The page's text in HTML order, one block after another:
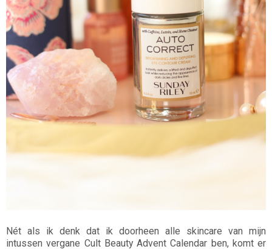
Nét als ik denk dat ik doorheen alle skincare van mijn
intussen vergane Cult Beauty Advent Calendar ben, komt er